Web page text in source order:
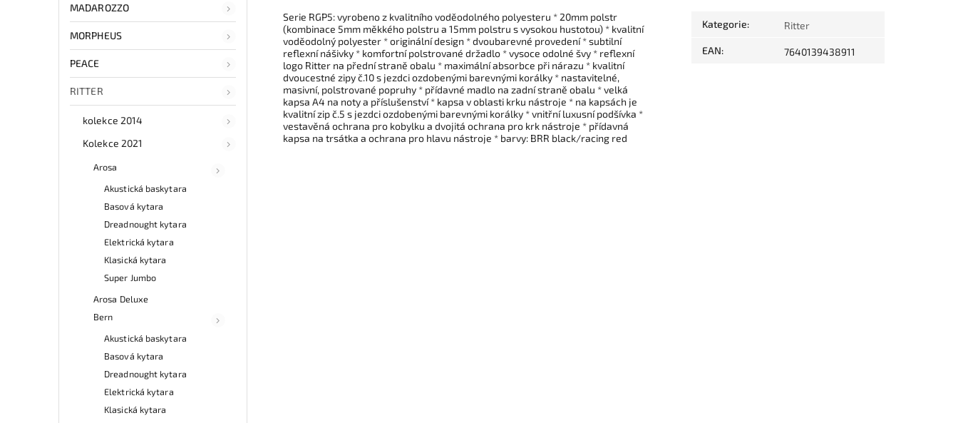
MADAROZZO
MORPHEUS
PEACE
RITTER
kolekce 2014
Kolekce 2021
Arosa
Akustická baskytara
Basová kytara
Dreadnought kytara
Elektrická kytara
Klasická kytara
Super Jumbo
Arosa Deluxe
Bern
Akustická baskytara
Basová kytara
Dreadnought kytara
Elektrická kytara
Klasická kytara
Serie RGP5: vyrobeno z kvalitního voděodolného polyesteru * 20mm polstr
(kombinace 5mm měkkého polstru a 15mm polstru s vysokou hustotou) * kvalitní
voděodolný polyester * originální design * dvoubarevné provedení * subtilní
reflexní nášivky * komfortní polstrované držadlo * vysoce odolné švy * reflexní
logo Ritter na přední straně obalu * maximální absorbce při nárazu * kvalitní
dvoucestné zipy č.10 s jezdci ozdobenými barevnými korálky * nastavitelné,
masivní, polstrované popruhy * přídavné madlo na zadní straně obalu * velká
kapsa A4 na noty a příslušenství * kapsa v oblasti krku nástroje * na kapsách je
kvalitní zip č.5 s jezdci ozdobenými barevnými korálky * vnitřní luxusní podšívka *
vestavěná ochrana pro kobylku a dvojitá ochrana pro krk nástroje * přídavná
kapsa na trsátka a ochrana pro hlavu nástroje * barvy: BRR black/racing red
Kategorie: Ritter
EAN: 7640139438911